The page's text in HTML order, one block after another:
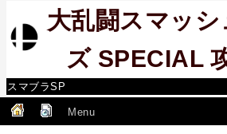
大乱闘スマッ
ズ SPECIAL
スマブラSP
Menu